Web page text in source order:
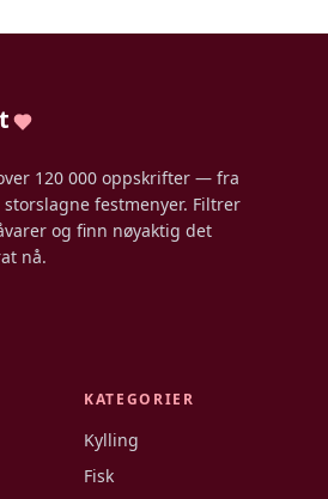
120 000 oppskrifter — fra
festmenyer. Filtrer
og finn nøyaktig det
nå.
KATEGORIER
Kylling
Fisk